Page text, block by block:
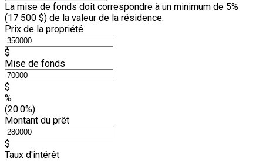
La mise de fonds doit correspondre à un minimum de 5%
(17 500 $) de la valeur de la résidence.
Prix de la propriété
$
Mise de fonds
$
%
(20.0%)
Montant du prêt
$
Taux d'intérêt